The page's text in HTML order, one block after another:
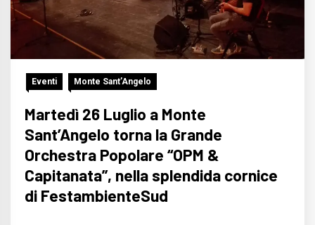
Eventi Monte Sant’Angelo
Martedì 26 Luglio a Monte
Sant’Angelo torna la Grande
Orchestra Popolare “OPM &
Capitanata”, nella splendida cornice
di FestambienteSud